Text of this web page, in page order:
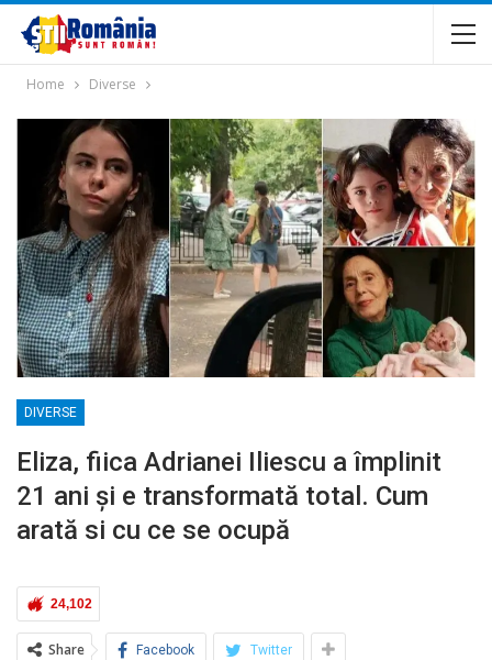
Home Diverse
DIVERSE
Eliza, fiica Adrianei Iliescu a împlinit
21 ani și e transformată total. Cum
arată si cu ce se ocupă
24,102
Share Facebook Twitter